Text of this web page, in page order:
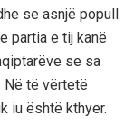
se asnjë popull
partia e tij kanë
se sa
Në të vërtetë
iu është kthyer.